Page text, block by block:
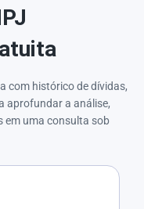
com histórico de dívidas,
aprofundar a análise,
em uma consulta sob